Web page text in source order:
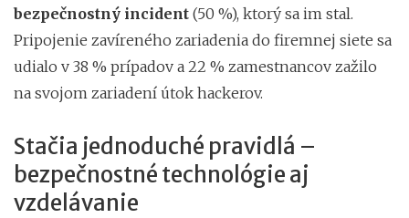
bezpečnostný incident (50 %), ktorý sa im stal.
Pripojenie zavíreného zariadenia do firemnej siete sa
udialo v 38 % prípadov a 22 % zamestnancov zažilo
na svojom zariadení útok hackerov.
Stačia jednoduché pravidlá –
bezpečnostné technológie aj
vzdelávanie